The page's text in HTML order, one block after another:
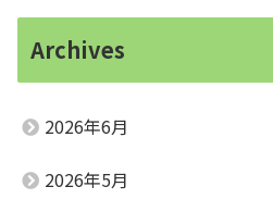
Archives
2026年6月
2026年5月